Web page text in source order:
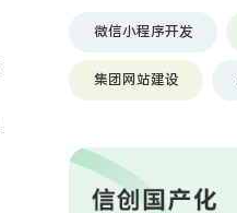
微信小程序开发
集团网站建设